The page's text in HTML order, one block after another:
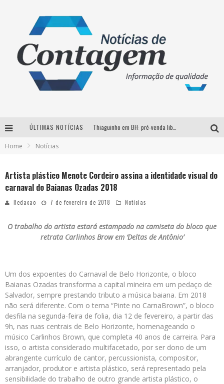
ÚLTIMAS NOTÍCIAS
Home Notícias
Artista plástico Menote Cordeiro assina a identidade visual do
carnaval do Baianas Ozadas 2018
Redacao 7 de fevereiro de 2018 Notícias
O trabalho do artista estará estampado na camiseta do bloco que
retrata Carlinhos Brow em ‘Deltas de Antônio’
Um dos expoentes do Carnaval de Belo Horizonte, o bloco
Baianas Ozadas transforma a capital mineira em um pedaço de
Salvador, sempre prestando tributo a música baiana. Em 2018
não será diferente. Com o tema “Pinte no CarnaBrown”, o bloco
desfila na segunda-feira de folia, dia 12 de fevereiro, a partir das
9h, nas ruas centrais de Belo Horizonte, homenageando o
músico Carlinhos Brown, que completa 40 anos de carreira. Para
isso, o artista considerado multifacetado, por ser dono de um
abrangente currículo de cantor, percussionista, compositor,
arranjador, produtor e artista plástico, será representado pela
sensibilidade do trabalho de outro grande artista plástico, o